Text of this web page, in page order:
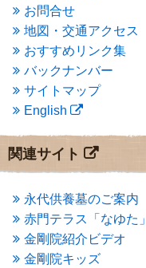
2014年9月
2014年5月(1)
2014年4月 (4)
2014年1月 (1)
2013年11月(4)
2013年10月 (2)
2013年9月(4)
2013年7月
(7)
2013年6月 (6)
2013年5月(13)
2013年4月(1)
2013年3月
(4)
2013年2月(6)
2013年1月(6)
2012年12月(7)
お問合せ
地図・交通アクセス
おすすめリンク集
バックナンバー
サイトマップ
English
関連サイト
永代供養墓のご案内
赤門テラス「なゆた」
金剛院紹介ビデオ
金剛院キッズ